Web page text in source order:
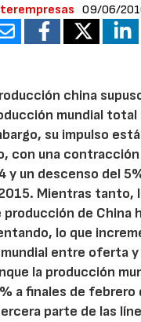
09/06/
china
mundial total
su impulso está
con una
y un descenso del
Mientras tanto,
producción de China
lo que
entre oferta y
la producción
a finales de febrero
parte de las